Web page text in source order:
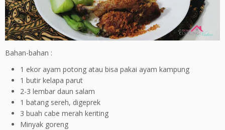
Bahan-bahan :
1 ekor ayam potong atau bisa pakai ayam kampung
1 butir kelapa parut
2-3 lembar daun salam
1 batang sereh, digeprek
3 buah cabe merah keriting
Minyak goreng